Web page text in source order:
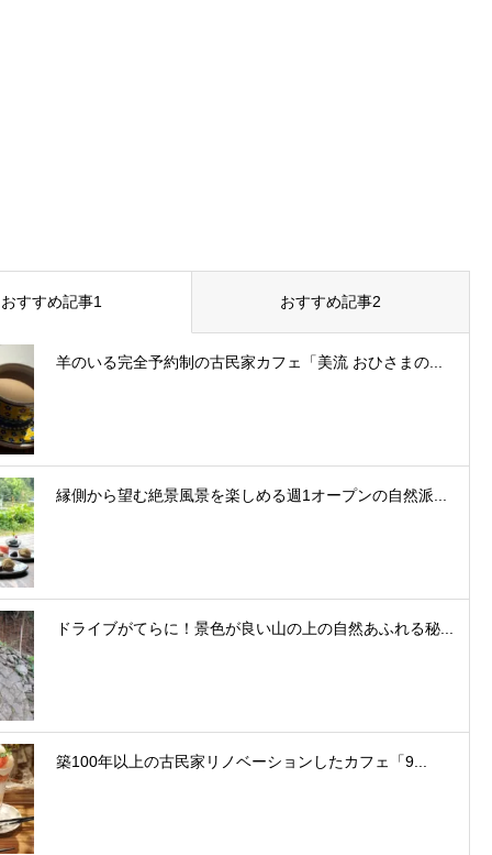
おすすめ記事1 おすすめ記事2
羊のいる完全予約制の古民家カフェ「美流 おひさまの...
縁側から望む絶景風景を楽しめる週1オープンの自然派...
ドライブがてらに！景色が良い山の上の自然あふれる秘...
築100年以上の古民家リノベーションしたカフェ「9...